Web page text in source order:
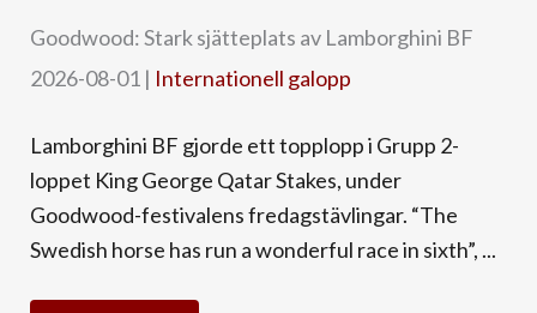
Goodwood: Stark sjätteplats av Lamborghini BF
2026-08-01 | Internationell galopp
Lamborghini BF gjorde ett topplopp i Grupp 2-
loppet King George Qatar Stakes, under
Goodwood-festivalens fredagstävlingar. “The
Swedish horse has run a wonderful race in sixth”, ...